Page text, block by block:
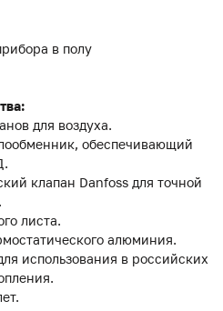
в полу
для воздуха.
обеспечивающий
клапан Danfoss для точной
листа.
алюминия.
использования в российских